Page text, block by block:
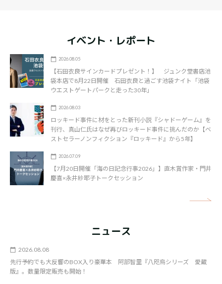
イベント・レポート
2026.08.05
【石田衣良サインカードプレゼント！】 ジュンク堂書店池
袋本店で8月22日開催 石田衣良と過ごす池袋ナイト「池袋
ウエストゲートパークと走った30年」
2026.08.03
ロッキード事件に材をとった新刊小説『シャドーゲーム』を
刊行、真山仁氏はなぜ再びロッキード事件に挑んだのか【ベ
ストセラーノンフィクション『ロッキード』から5年】
2026.07.09
【7月20日開催「海の日記念行事2026」】直木賞作家・門井
慶喜×永井紗耶子トークセッション
ニュース
2026.08.08
先行予約でも大反響のBOX入り豪華本 阿部智里『八咫烏シリーズ 愛蔵
版』。数量限定販売も開始！